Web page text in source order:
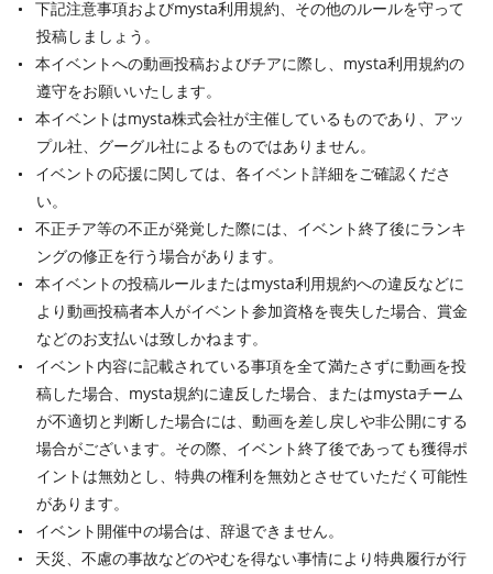
下記注意事項およびmysta利用規約、その他のルールを守って
投稿しましょう。
本イベントへの動画投稿およびチアに際し、mysta利用規約の
遵守をお願いいたします。
本イベントはmysta株式会社が主催しているものであり、アッ
プル社、グーグル社によるものではありません。
イベントの応援に関しては、各イベント詳細をご確認くださ
い。
不正チア等の不正が発覚した際には、イベント終了後にランキ
ングの修正を行う場合があります。
本イベントの投稿ルールまたはmysta利用規約への違反などに
より動画投稿者本人がイベント参加資格を喪失した場合、賞金
などのお支払いは致しかねます。
イベント内容に記載されている事項を全て満たさずに動画を投
稿した場合、mysta規約に違反した場合、またはmystaチーム
が不適切と判断した場合には、動画を差し戻しや非公開にする
場合がございます。その際、イベント終了後であっても獲得ポ
イントは無効とし、特典の権利を無効とさせていただく可能性
があります。
イベント開催中の場合は、辞退できません。
天災、不慮の事故などのやむを得ない事情により特典履行が行